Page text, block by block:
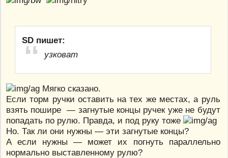
SD пишет:
узковат
Мягко сказано.
Если торм ручки оставить на тех же местах, а руль
взять пошире — загнутые концы ручек уже не будут
попадать по рулю. Правда, и под руку тоже
Но. Так ли они нужны — эти загнутые концы?
А если нужны — может их погнуть параллельно
нормально выставленному рулю?